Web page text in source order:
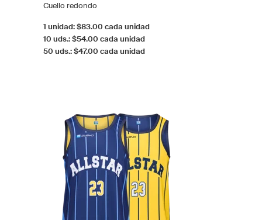
Cuello redondo
1 unidad: $83.00 cada unidad
10 uds.: $54.00 cada unidad
50 uds.: $47.00 cada unidad